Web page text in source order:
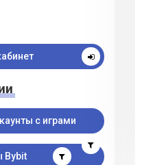
с играми
Bybit